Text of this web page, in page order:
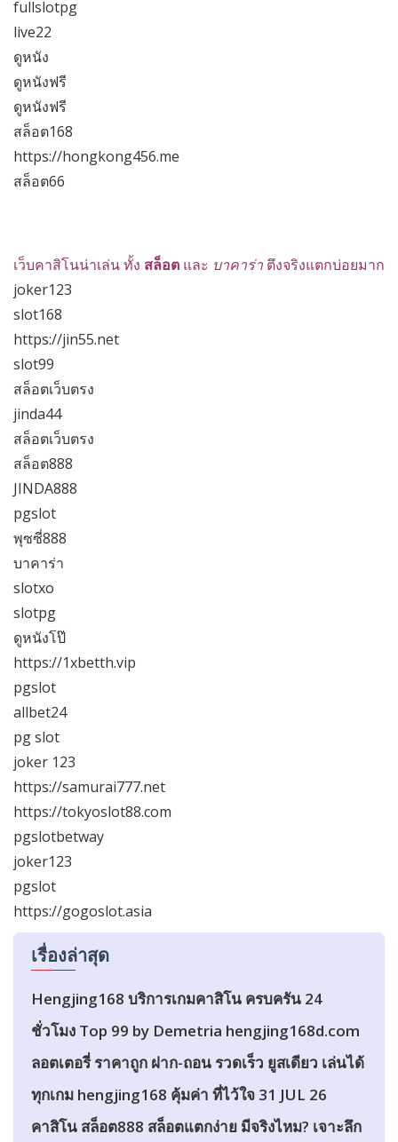
fullslotpg
live22
ดูหนัง
ดูหนังฟรี
ดูหนังฟรี
สล็อต168
https://hongkong456.me
สล็อต66
เว็บคาสิโนน่าเล่น ทั้ง สล็อต และ บาคาร่า ตึงจริงแตกบ่อยมาก
joker123
slot168
https://jin55.net
slot99
สล็อตเว็บตรง
jinda44
สล็อตเว็บตรง
สล็อต888
JINDA888
pgslot
พุซซี่888
บาคาร่า
slotxo
slotpg
ดูหนังโป๊
https://1xbetth.vip
pgslot
allbet24
pg slot
joker 123
https://samurai777.net
https://tokyoslot88.com
pgslotbetway
joker123
pgslot
https://gogoslot.asia
เรื่องล่าสุด
Hengjing168 บริการเกมคาสิโน ครบครัน 24
ชั่วโมง Top 99 by Demetria hengjing168d.com
ลอตเตอรี่ ราคาถูก ฝาก-ถอน รวดเร็ว ยูสเดียว เล่นได้
ทุกเกม hengjing168 คุ้มค่า ที่ไว้ใจ 31 JUL 26
คาสิโน สล็อต888 สล็อตแตกง่าย มีจริงไหม? เจาะลึก